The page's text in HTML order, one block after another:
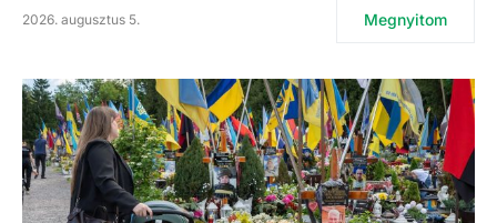
2026. augusztus 5. Megnyitom